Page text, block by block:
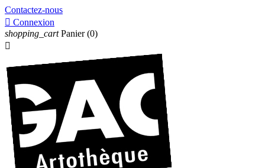
Contactez-nous
 Connexion
shopping_cart Panier (0)
